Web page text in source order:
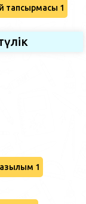
тапсырмасы 1
1